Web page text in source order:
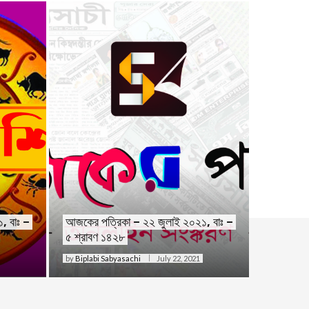
বাঃ –
আজকের পত্রিকা – ২২ জুলাই ২০২১, বাঃ –
৫ শ্রাবণ ১৪২৮
byBiplabi Sabyasachi July 22, 2021